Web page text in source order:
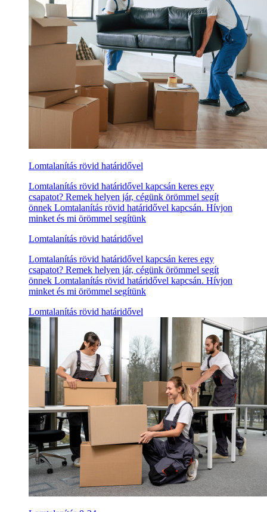
Lomtalanítás rövid határidővel
Lomtalanítás rövid határidővel kapcsán keres egy
csapatot? Remek helyen jár, cégünk örömmel segít
önnek Lomtalanítás rövid határidővel kapcsán. Hívjon
minket és mi örömmel segítünk
Lomtalanítás rövid határidővel
Lomtalanítás rövid határidővel kapcsán keres egy
csapatot? Remek helyen jár, cégünk örömmel segít
önnek Lomtalanítás rövid határidővel kapcsán. Hívjon
minket és mi örömmel segítünk
Lomtalanítás rövid határidővel